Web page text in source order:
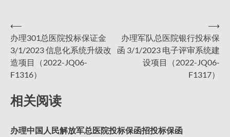
文
章
导
⟵
办理301总医院投标保证金
3/1/2023 信息化系统升级改
造项目（2022-JQ06-
F1316）
办理军队总医院银行投标保
函 3/1/2023 电子评审系统建
设项目（2022-JQ06-
F1317）
⟶
相关阅读
办理中国人民解放军总医院投标保函招投标保函